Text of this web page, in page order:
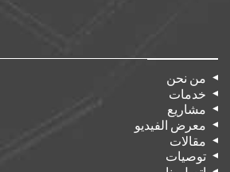
من نحن
خدمات
مشاريع
معرض الفيديو
مقالات
توصيات